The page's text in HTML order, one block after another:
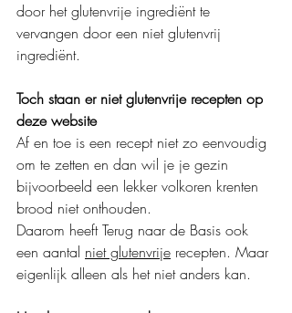
door het glutenvrije ingrediënt te
vervangen door een niet glutenvrij
ingrediënt.
Toch staan er niet glutenvrije recepten op
deze website
Af en toe is een recept niet zo eenvoudig
om te zetten en dan wil je je gezin
bijvoorbeeld een lekker volkoren krenten
brood niet onthouden.
Daarom heeft Terug naar de Basis ook
een aantal niet glutenvrije recepten. Maar
eigenlijk alleen als het niet anders kan.